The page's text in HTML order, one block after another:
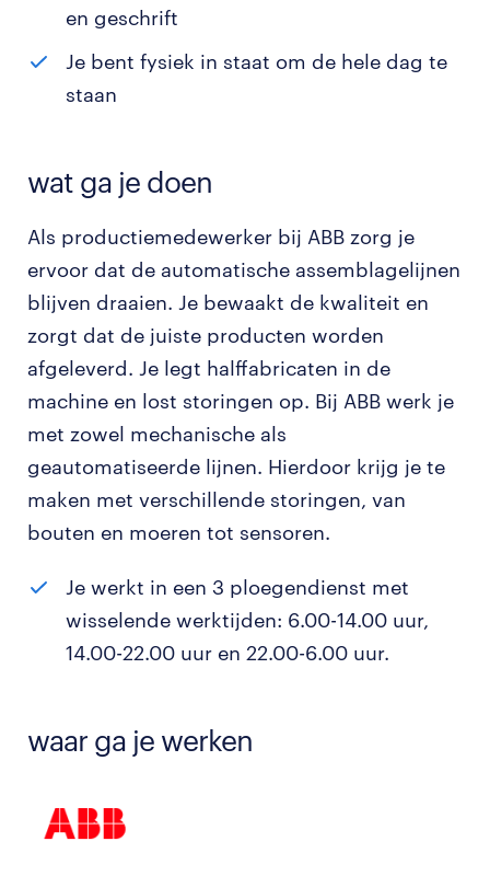
en geschrift
Je bent fysiek in staat om de hele dag te
staan
wat ga je doen
Als productiemedewerker bij ABB zorg je
ervoor dat de automatische assemblagelijnen
blijven draaien. Je bewaakt de kwaliteit en
zorgt dat de juiste producten worden
afgeleverd. Je legt halffabricaten in de
machine en lost storingen op. Bij ABB werk je
met zowel mechanische als
geautomatiseerde lijnen. Hierdoor krijg je te
maken met verschillende storingen, van
bouten en moeren tot sensoren.
Je werkt in een 3 ploegendienst met
wisselende werktijden: 6.00-14.00 uur,
14.00-22.00 uur en 22.00-6.00 uur.
waar ga je werken